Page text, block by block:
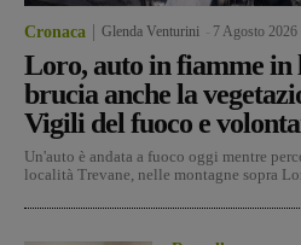
Cronaca Glenda Venturini 7 Agosto 2026
Loro, auto in fiamme in
brucia anche la
Vigili del fuoco e
Un'auto è andata a fuoco oggi mentre
località Trevane, nelle montagne sopra